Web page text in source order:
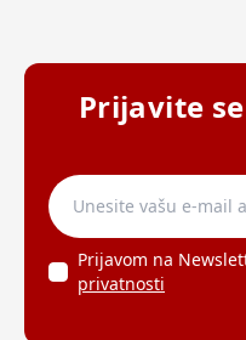
Prijavite
Prijavom na
privatnosti